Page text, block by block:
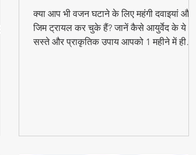
क्या आप भी वजन घटाने के लिए महंगी दवाइयां और
जिम ट्रायल कर चुके हैं? जानें कैसे आयुर्वेद के ये
सस्ते और प्राकृतिक उपाय आपको 1 महीने में ही